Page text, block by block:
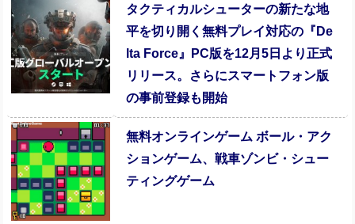
タクティカルシューターの新たな地
平を切り開く無料プレイ対応の『De
lta Force』PC版を12月5日より正式
リリース。さらにスマートフォン版
の事前登録も開始
無料オンラインゲーム ボール・アク
ションゲーム、戦車ゾンビ・シュー
ティングゲーム